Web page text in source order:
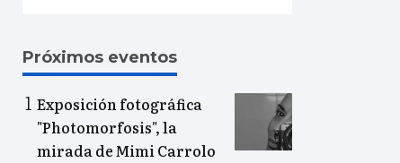
Próximos eventos
Exposición fotográfica
"Photomorfosis", la
mirada de Mimi Carrolo